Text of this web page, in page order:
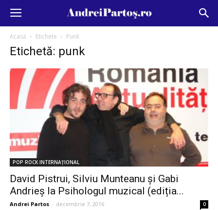
Acasă Etichete Punk
Etichetă: punk
POP ROCK INTERNAȚIONAL
David Pistrui, Silviu Munteanu și Gabi
Andrieș la Psihologul muzical (ediția...
Andrei Partos - decembrie 7, 2016 0